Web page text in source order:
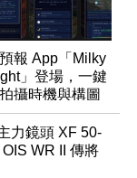
報 App「Milky
」登場，一鍵
攝時機與構圖
力鏡頭 XF 50-
WR II 傳將